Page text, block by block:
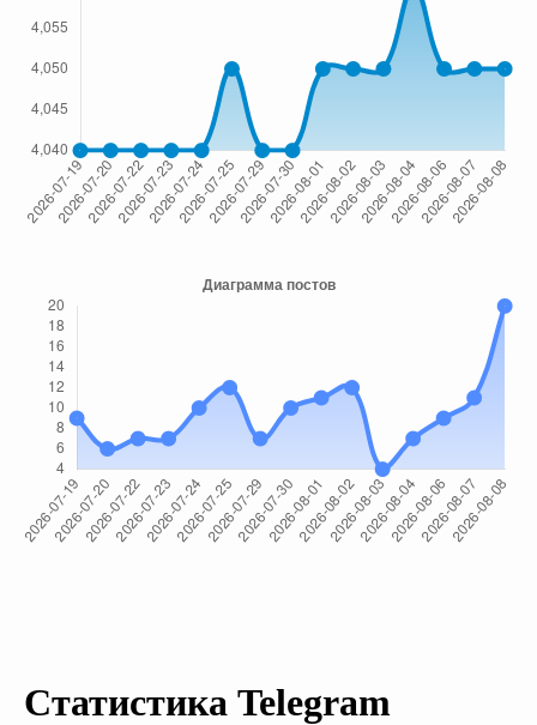
Статистика Telegram